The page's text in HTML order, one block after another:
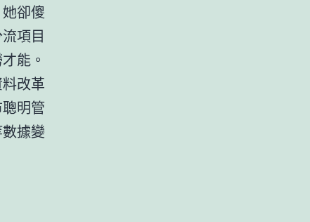
卻傻
項目
能。
改革
明管
據變